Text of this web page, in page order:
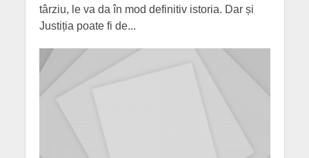
târziu, le va da în mod definitiv istoria. Dar și
Justiția poate fi de...